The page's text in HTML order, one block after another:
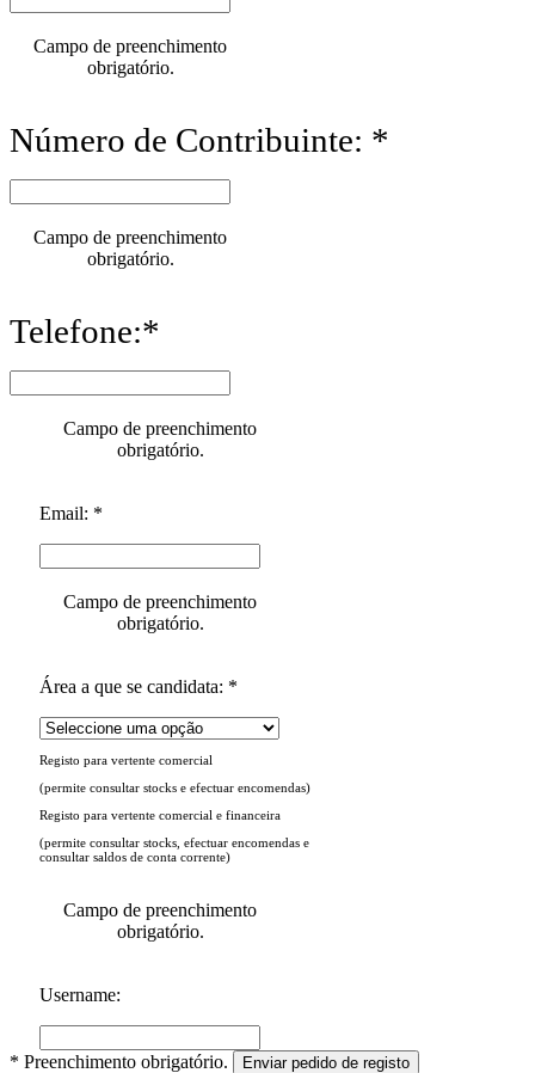
Campo de preenchimento
obrigatório.
Número de Contribuinte: *
Campo de preenchimento
obrigatório.
Telefone:*
Campo de preenchimento
obrigatório.
Email: *
Campo de preenchimento
obrigatório.
Área a que se candidata: *
Registo para vertente comercial
(permite consultar stocks e efectuar encomendas)
Registo para vertente comercial e financeira
(permite consultar stocks, efectuar encomendas e
consultar saldos de conta corrente)
Campo de preenchimento
obrigatório.
Username:
* Preenchimento obrigatório. Enviar pedido de registo